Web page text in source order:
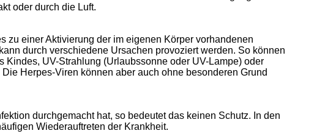
oder durch die Luft.
zu einer Aktivierung der im eigenen Körper vorhandenen
durch verschiedene Ursachen provoziert werden. So können
Kindes, UV-Strahlung (Urlaubssonne oder UV-Lampe) oder
Herpes-Viren können aber auch ohne besonderen Grund
durchgemacht hat, so bedeutet das keinen Schutz. In den
Wiederauftreten der Krankheit.